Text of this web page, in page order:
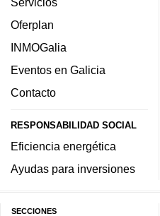
Oferplan
INMOGalia
Eventos en Galicia
Contacto
RESPONSABILIDAD SOCIAL
Eficiencia energética
Ayudas para inversiones
SECCIONES